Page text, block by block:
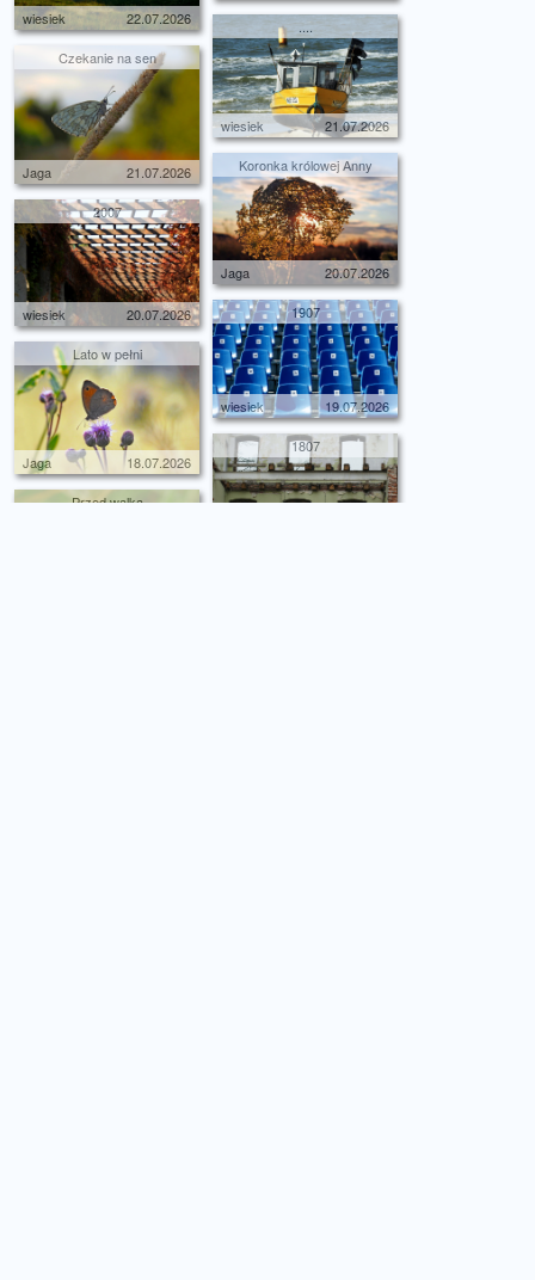
wiesiek 22.07.2026 ....
wiesiek 21.07.2026
Czekanie na sen
Jaga 21.07.2026 Koronka królowej Anny
Jaga 20.07.2026
2007
wiesiek 20.07.2026 1907
wiesiek 19.07.2026
Lato w pełni
Jaga 18.07.2026
1807
Przed walką